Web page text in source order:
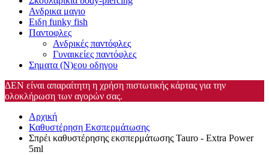
Ανδρικα μαγιο
Ειδη funky fish
Παντοφλες
Ανδρικές παντόφλες
Γυναικείες παντόφλες
Σηματα (Ν)εου οδηγου
ΔΕΝ είναι απαραίτητη η χρήση πιστωτικής κάρτας για την
ολοκλήρωση των αγορών σας.
Αρχική
Καθυστέρηση Εκσπερμάτωσης
Σπρέι καθυστέρησης εκσπερμάτωσης Tauro - Extra Power
5ml